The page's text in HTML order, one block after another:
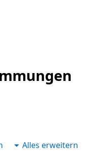
Alles erweitern